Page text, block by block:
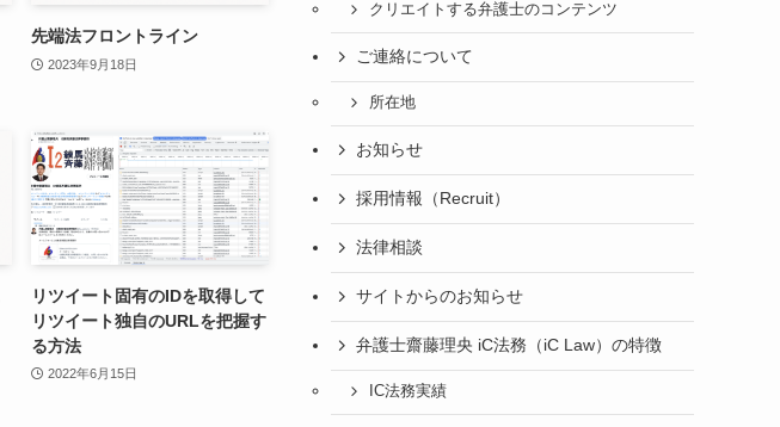
先端法フロントライン
2023年9月18日
リツイート固有のIDを取得して
リツイート独自のURLを把握す
る方法
2022年6月15日
クリエイトする弁護士のコンテンツ
ご連絡について
所在地
お知らせ
採用情報（Recruit）
法律相談
サイトからのお知らせ
弁護士齋藤理央 iC法務（iC Law）の特徴
IC法務実績